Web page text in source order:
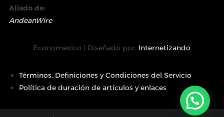
Aliado de:
AndeanWire
Economexico | Diseñado por: Internetizando
Términos, Definiciones y Condiciones del Servicio
Política de duración de artículos y enlaces